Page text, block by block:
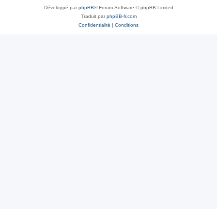
Développé parphpBB® Forum Software © phpBB Limited
Traduit parphpBB-fr.com
Confidentialité | Conditions